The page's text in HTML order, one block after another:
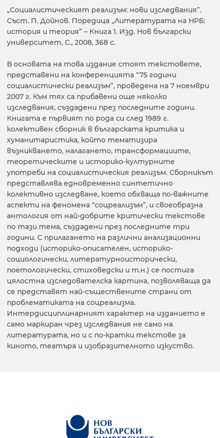
„Социалистическият реализъм: нови изследвания”.
Съст. П. Дойнов. Поредица „Литературата на НРБ:
история и теория” – Книга 1. Изд. Нов български
университет, С., 2008, 368 с.
В основата на това издание стоят текстовете,
представени на конференцията “75 години
социалистически реализъм”, проведена на 7 ноември
2007 г. Към тях са прибавени още няколко
изследвания, създадени през последните години.
Книгата е първият по рода си след 1989 г.
колективен сборник в българската критика и
хуманитаристика, който тематизира
възникването, налагането, трансформациите,
теоретическите и историко-културните
употреби на социалистическия реализъм. Сборникът
представлява едновременно синтетично
колективно изследване, което обхваща по-важните
аспекти на феномена “соцреализъм”, и своеобразна
антология от най-добрите критически текстове
по тази тема, създадени през последните три
години. С прилагането на различни анализационни
подходи (историко-описателен, историко-
социологически, литературноисторически,
поетологически, стиховедски и т.н.) се постига
цялостна изследователска картина, позволяваща да
се представят най-съществените страни от
проблематиката на соцреализма.
Интердисциплинарният характер на изданието е
само маркиран чрез изследвания не само на
литературата, но и с по-кратки текстове за
киното, театъра и изобразителното изкуство.